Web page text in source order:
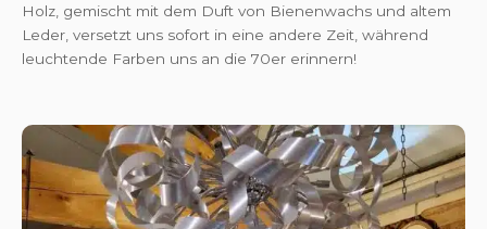
Holz, gemischt mit dem Duft von Bienenwachs und altem
Leder, versetzt uns sofort in eine andere Zeit, während
leuchtende Farben uns an die 70er erinnern!